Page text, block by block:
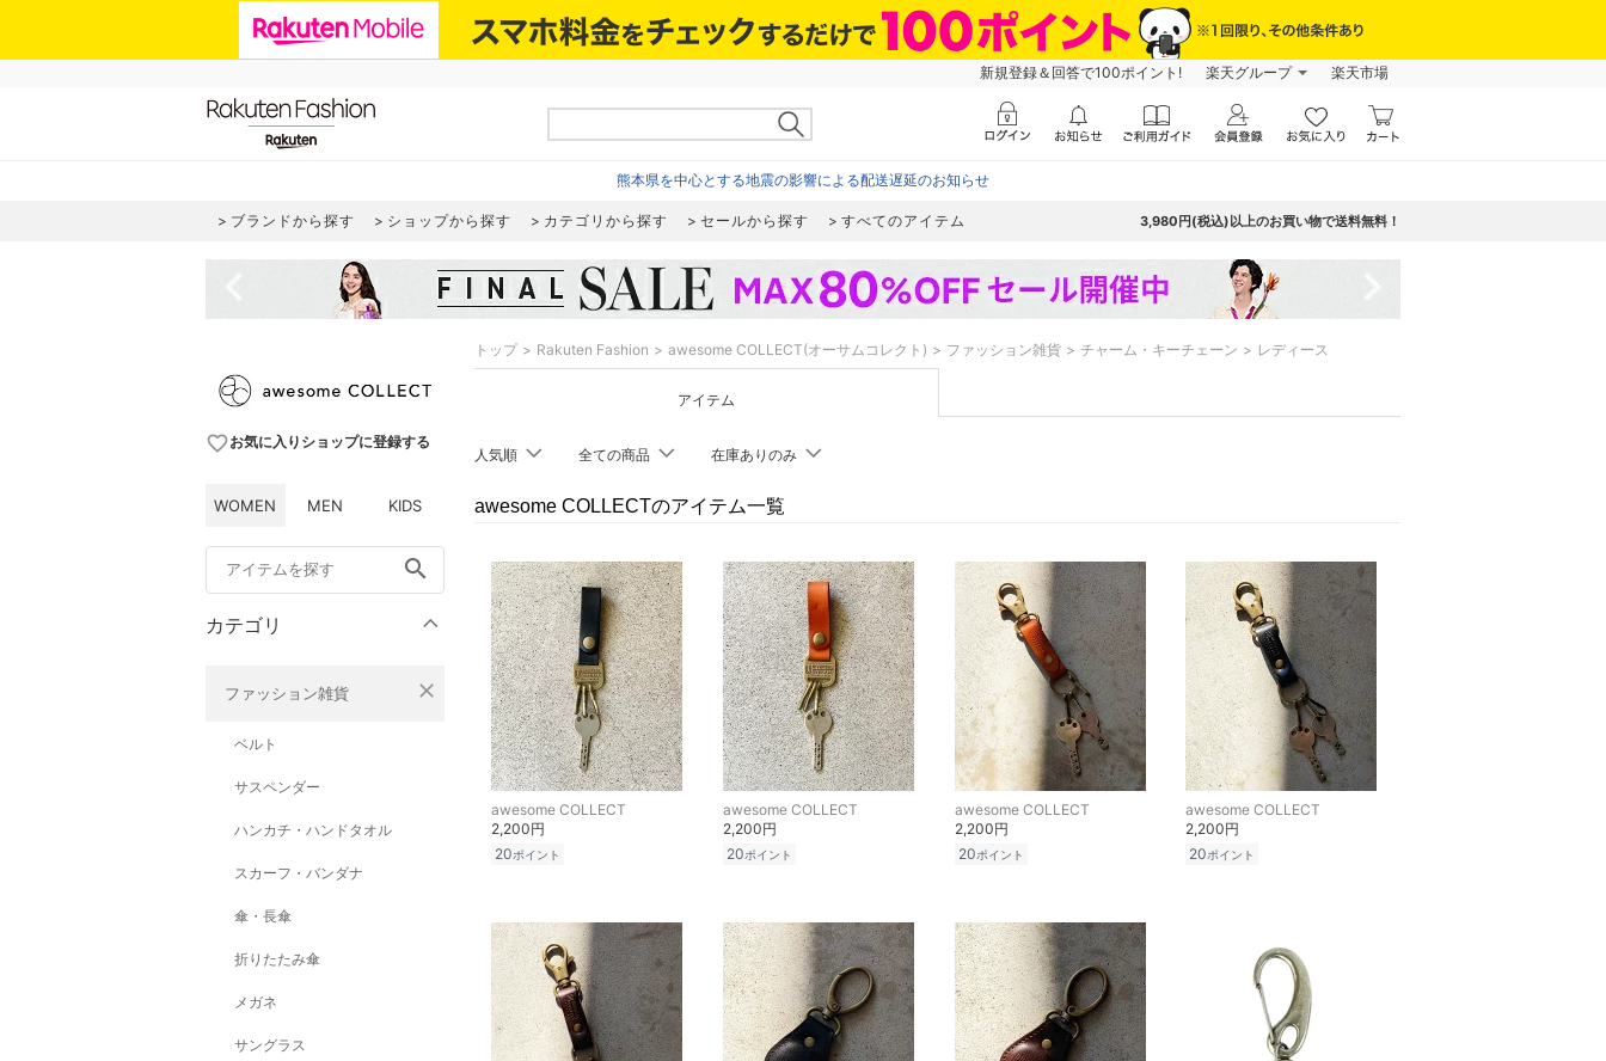
新規登録＆回答で100ポイント! 楽天グループ 楽天市場
熊本県を中心とする地震の影響による配送遅延のお知らせ
ブランドから探す ショップから探す カテゴリから探す セールから探す すべてのアイテム 3,980円(税込)以上のお買い物で送料無料！
favorite_borderお気に入りショップに登録する
WOMEN MEN KIDS
search
カテゴリ
ファッション雑貨 close
ベルト
サスペンダー
ハンカチ・ハンドタオル
スカーフ・バンダナ
傘・長傘
折りたたみ傘
メガネ
サングラス
トップ Rakuten Fashion awesome COLLECT(オーサムコレクト) ファッション雑貨 チャーム・キーチェーン レディース
アイテム
人気順 全ての商品 在庫ありのみ
awesome COLLECTのアイテム一覧
awesome COLLECT
2,200円
20ポイント
awesome COLLECT
2,200円
20ポイント
awesome COLLECT
2,200円
20ポイント
awesome COLLECT
2,200円
20ポイント